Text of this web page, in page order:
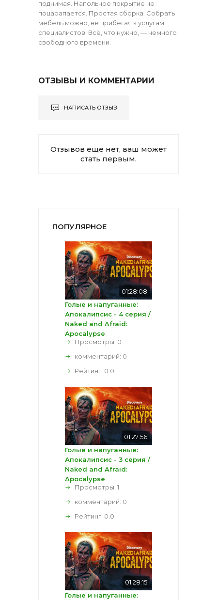
поднимая. Напольное покрытие не
поцарапается. Простая сборка. Собрать
мебель можно, не прибегая к услугам
специалистов. Всё, что нужно, — немного
свободного времени.
ОТЗЫВЫ И КОММЕНТАРИИ
НАПИСАТЬ ОТЗЫВ
Отзывов еще нет, ваш может
стать первым.
ПОПУЛЯРНОЕ
01:28:08
Голые и напуганные:
Апокалипсис - 4 серия /
Naked and Afraid:
Apocalypse
Просмотры: 0
комментарий: 0
Рейтинг: 0.0
01:27:56
Голые и напуганные:
Апокалипсис - 3 серия /
Naked and Afraid:
Apocalypse
Просмотры: 1
комментарий: 0
Рейтинг: 0.0
01:28:15
Голые и напуганные: